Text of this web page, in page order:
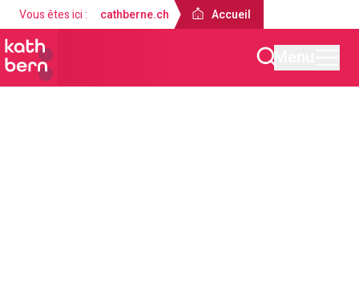
Vous êtes ici : cathberne.ch Accueil